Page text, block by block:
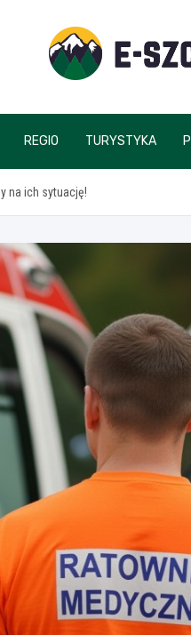
e-
REGIO TURYSTYKA
na ich sytuację!